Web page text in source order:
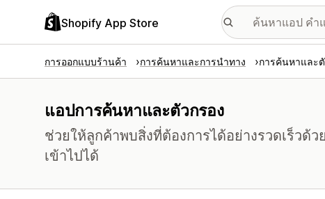
Shopify App Store
การออกแบบร้านค้า การค้นหาและการนำทาง การค้นหาและ
แอปการค้นหาและตัวกรอง
ช่วยให้ลูกค้าพบสิ่งที่ต้องการได้อย่างรวดเร็ว
เข้าไปได้